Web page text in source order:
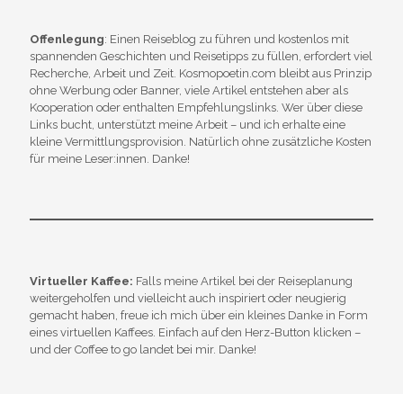
Offenlegung: Einen Reiseblog zu führen und kostenlos mit
spannenden Geschichten und Reisetipps zu füllen, erfordert viel
Recherche, Arbeit und Zeit. Kosmopoetin.com bleibt aus Prinzip
ohne Werbung oder Banner, viele Artikel entstehen aber als
Kooperation oder enthalten Empfehlungslinks. Wer über diese
Links bucht, unterstützt meine Arbeit – und ich erhalte eine
kleine Vermittlungsprovision. Natürlich ohne zusätzliche Kosten
für meine Leser:innen. Danke!
Virtueller Kaffee: Falls meine Artikel bei der Reiseplanung
weitergeholfen und vielleicht auch inspiriert oder neugierig
gemacht haben, freue ich mich über ein kleines Danke in Form
eines virtuellen Kaffees. Einfach auf den Herz-Button klicken –
und der Coffee to go landet bei mir. Danke!